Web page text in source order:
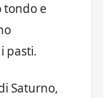
tondo e
pasti.
Saturno,